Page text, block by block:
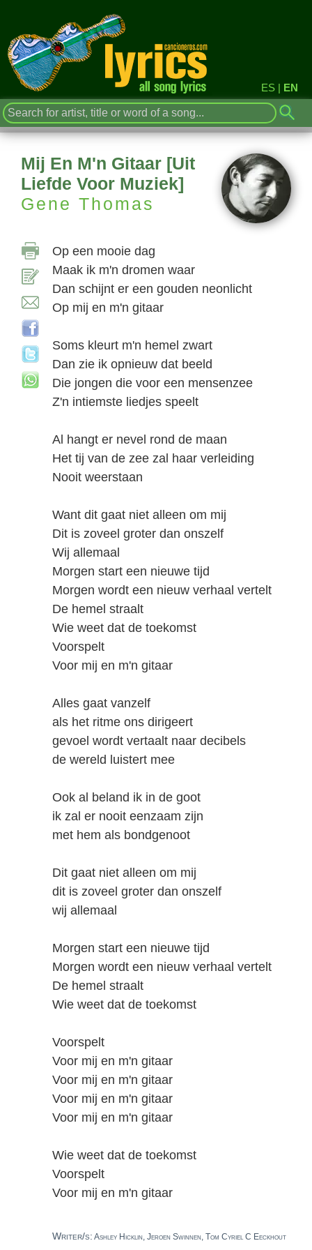
ES | EN
Mij En M'n Gitaar [Uit
Liefde Voor Muziek]
Gene Thomas
Op een mooie dag
Maak ik m'n dromen waar
Dan schijnt er een gouden neonlicht
Op mij en m'n gitaar
Soms kleurt m'n hemel zwart
Dan zie ik opnieuw dat beeld
Die jongen die voor een mensenzee
Z'n intiemste liedjes speelt
Al hangt er nevel rond de maan
Het tij van de zee zal haar verleiding
Nooit weerstaan
Want dit gaat niet alleen om mij
Dit is zoveel groter dan onszelf
Wij allemaal
Morgen start een nieuwe tijd
Morgen wordt een nieuw verhaal vertelt
De hemel straalt
Wie weet dat de toekomst
Voorspelt
Voor mij en m'n gitaar
Alles gaat vanzelf
als het ritme ons dirigeert
gevoel wordt vertaalt naar decibels
de wereld luistert mee
Ook al beland ik in de goot
ik zal er nooit eenzaam zijn
met hem als bondgenoot
Dit gaat niet alleen om mij
dit is zoveel groter dan onszelf
wij allemaal
Morgen start een nieuwe tijd
Morgen wordt een nieuw verhaal vertelt
De hemel straalt
Wie weet dat de toekomst
Voorspelt
Voor mij en m'n gitaar
Voor mij en m'n gitaar
Voor mij en m'n gitaar
Voor mij en m'n gitaar
Wie weet dat de toekomst
Voorspelt
Voor mij en m'n gitaar
Writer/s: Ashley Hicklin, Jeroen Swinnen, Tom Cyriel C Eeckhout